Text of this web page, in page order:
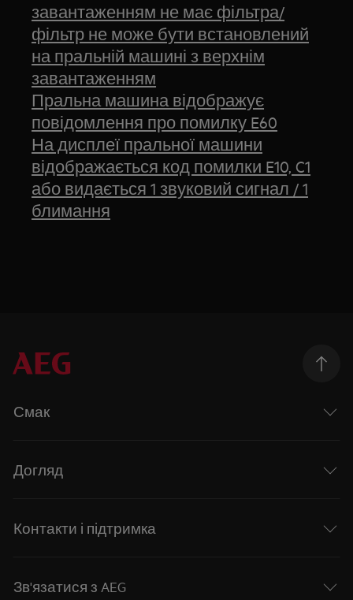
завантаженням не має фільтра/
фільтр не може бути встановлений
на пральній машині з верхнім
завантаженням
Пральна машина відображує
повідомлення про помилку E60
На дисплеї пральної машини
відображається код помилки E10, C1
або видається 1 звуковий сигнал / 1
блимання
Смак
Догляд
Контакти і підтримка
Зв'язатися з AEG